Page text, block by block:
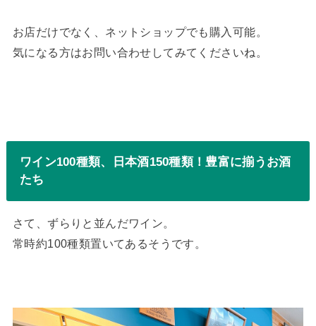
お店だけでなく、ネットショップでも購入可能。
気になる方はお問い合わせしてみてくださいね。
ワイン100種類、日本酒150種類！豊富に揃うお酒
たち
さて、ずらりと並んだワイン。
常時約100種類置いてあるそうです。